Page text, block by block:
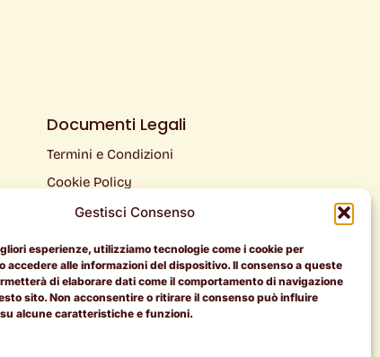
Gestisci Consenso
esperienze, utilizziamo tecnologie come i cookie per
accedere alle informazioni del dispositivo. Il consenso a queste
di elaborare dati come il comportamento di navigazione
sito. Non acconsentire o ritirare il consenso può influire
alcune caratteristiche e funzioni.
Documenti Legali
Termini e Condizioni
Cookie Policy
Privacy Policy